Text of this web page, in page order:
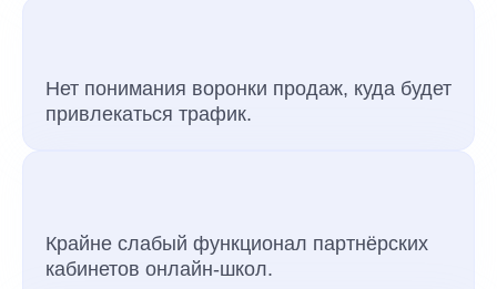
Нет понимания воронки продаж, куда будет
привлекаться трафик.
Крайне слабый функционал партнёрских
кабинетов онлайн-школ.